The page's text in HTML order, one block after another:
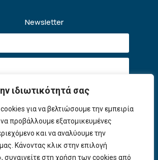
ιδιωτικότητά σας
για να βελτιώσουμε την εμπειρία
προβάλλουμε εξατομικευμένες
και να αναλύουμε την
Κάνοντας κλικ στην επιλογή
στη χρήση των cookies από
Newsletter
την Πολιτική Απορρήτουκαι τους
.